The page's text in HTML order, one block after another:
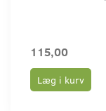
115,00
Læg i kurv